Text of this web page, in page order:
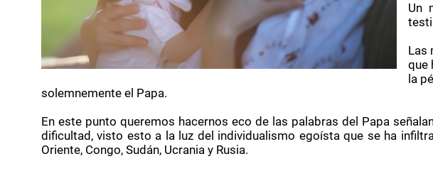
Un
Las
que
la
solemnemente el Papa.
En este punto queremos hacernos eco de las palabras del Papa
dificultad, visto esto a la luz del individualismo egoísta que se ha
Oriente, Congo, Sudán, Ucrania y Rusia.